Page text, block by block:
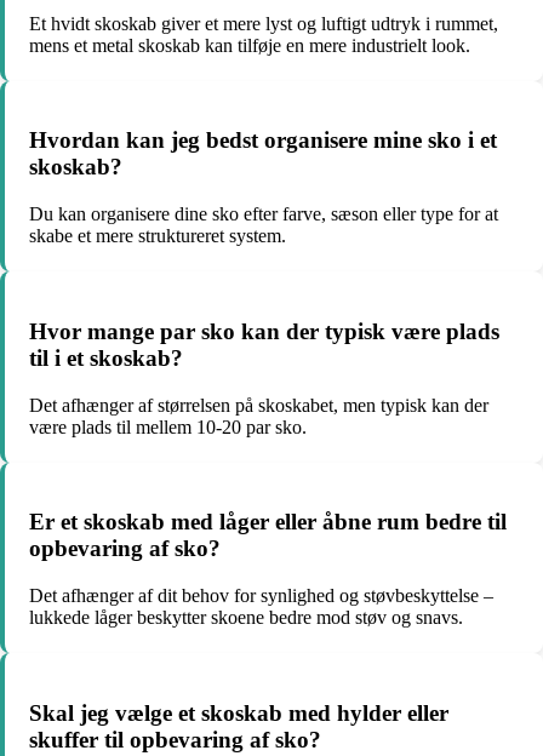
Et hvidt skoskab giver et mere lyst og luftigt udtryk i rummet,
mens et metal skoskab kan tilføje en mere industrielt look.
Hvordan kan jeg bedst organisere mine sko i et
skoskab?
Du kan organisere dine sko efter farve, sæson eller type for at
skabe et mere struktureret system.
Hvor mange par sko kan der typisk være plads
til i et skoskab?
Det afhænger af størrelsen på skoskabet, men typisk kan der
være plads til mellem 10-20 par sko.
Er et skoskab med låger eller åbne rum bedre til
opbevaring af sko?
Det afhænger af dit behov for synlighed og støvbeskyttelse –
lukkede låger beskytter skoene bedre mod støv og snavs.
Skal jeg vælge et skoskab med hylder eller
skuffer til opbevaring af sko?